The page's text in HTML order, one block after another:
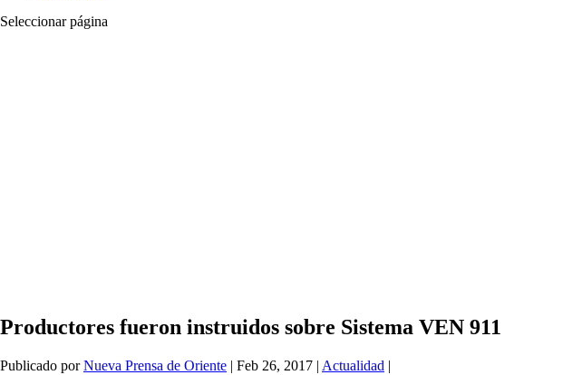
Seleccionar página
Productores fueron instruidos sobre Sistema VEN 911
Publicado porNueva Prensa de Oriente | Feb 26, 2017 | Actualidad |